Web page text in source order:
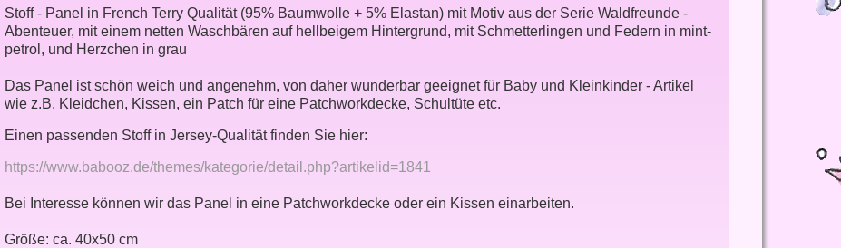
Stoff - Panel in French Terry Qualität (95% Baumwolle + 5% Elastan) mit Motiv aus der Serie Waldfreunde -
Abenteuer, mit einem netten Waschbären auf hellbeigem Hintergrund, mit Schmetterlingen und Federn in mint-
petrol, und Herzchen in grau
Das Panel ist schön weich und angenehm, von daher wunderbar geeignet für Baby und Kleinkinder - Artikel
wie z.B. Kleidchen, Kissen, ein Patch für eine Patchworkdecke, Schultüte etc.
Einen passenden Stoff in Jersey-Qualität finden Sie hier:
https://www.babooz.de/themes/kategorie/detail.php?artikelid=1841
Bei Interesse können wir das Panel in eine Patchworkdecke oder ein Kissen einarbeiten.
Größe: ca. 40x50 cm